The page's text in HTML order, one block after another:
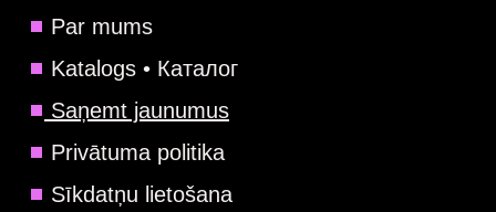
Par mums
Katalogs • Каталог
Saņemt jaunumus
Privātuma politika
Sīkdatņu lietošana